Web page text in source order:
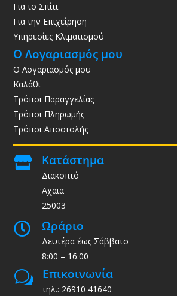
Για το Σπίτι
Για την Επιχείρηση
Υπηρεσίες Κλιματισμού
Ο Λογαριασμός μου
Ο Λογαριασμός μου
Καλάθι
Τρόποι Παραγγελίας
Τρόποι Πληρωμής
Τρόποι Αποστολής
 Κατάστημα
Διακοπτό
Αχαϊα
25003
 Ωράριο
Δευτέρα έως Σάββατο
8:00 – 16:00
w Επικοινωνία
τηλ.: 26910 41640